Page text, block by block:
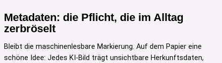
Metadaten: die Pflicht, die im Alltag
zerbröselt
Bleibt die maschinenlesbare Markierung. Auf dem Papier eine
schöne Idee: Jedes KI-Bild trägt unsichtbare Herkunftsdaten,